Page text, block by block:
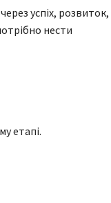
успіх, розвиток,
нести
етапі.